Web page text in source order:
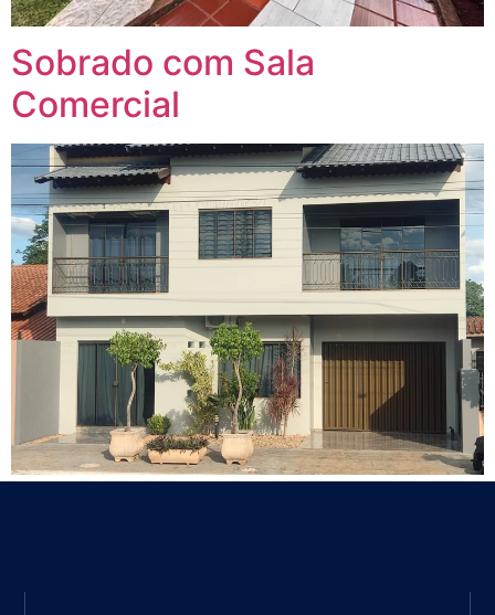
Sobrado com Sala
Comercial